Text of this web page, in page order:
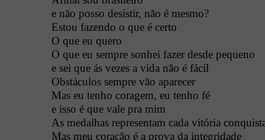
e não posso desistir, não é mesmo?
Estou fazendo o que é certo
O que eu quero
O que eu sempre sonhei fazer desde pequeno
e sei que ás vezes a vida não é fácil
Obstáculos sempre vão aparecer
Mas eu tenho coragem, eu tenho fé
e isso é que vale pra mim
As medalhas representam cada vitória
Mas meu coração é a prova da integridade